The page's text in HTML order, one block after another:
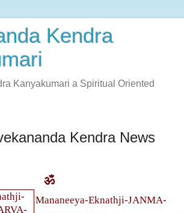
Kendra
Kanyakumari a Spiritual Oriented
Kendra News
ॐ
Mananeeya-Eknathji-JANMA-